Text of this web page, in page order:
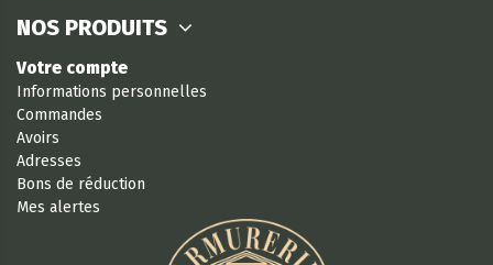
NOS PRODUITS
Votre compte
Informations personnelles
Commandes
Avoirs
Adresses
Bons de réduction
Mes alertes